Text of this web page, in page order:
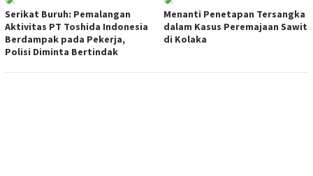
Serikat Buruh: Pemalangan
Aktivitas PT Toshida Indonesia
Berdampak pada Pekerja,
Polisi Diminta Bertindak
Menanti Penetapan Tersangka
dalam Kasus Peremajaan Sawit
di Kolaka